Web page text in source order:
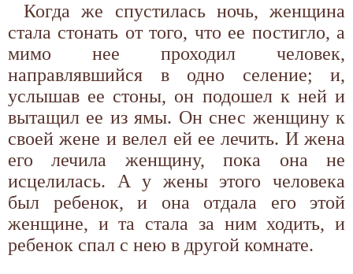
Когда же спустилась ночь, женщина
стала стонать от того, что ее постигло, а
мимо нее проходил человек,
направлявшийся в одно селение; и,
услышав ее стоны, он подошел к ней и
вытащил ее из ямы. Он снес женщину к
своей жене и велел ей ее лечить. И жена
его лечила женщину, пока она не
исцелилась. А у жены этого человека
был ребенок, и она отдала его этой
женщине, и та стала за ним ходить, и
ребенок спал с нею в другой комнате.